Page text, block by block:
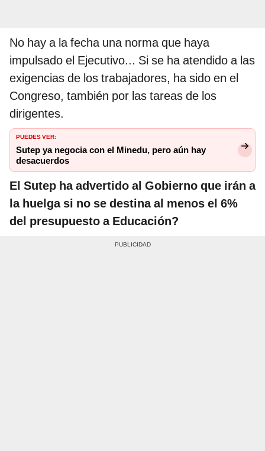
No hay a la fecha una norma que haya
impulsado el Ejecutivo... Si se ha atendido a las
exigencias de los trabajadores, ha sido en el
Congreso, también por las tareas de los
dirigentes.
PUEDES VER:
Sutep ya negocia con el Minedu, pero aún hay
desacuerdos
El Sutep ha advertido al Gobierno que irán a
la huelga si no se destina al menos el 6%
del presupuesto a Educación?